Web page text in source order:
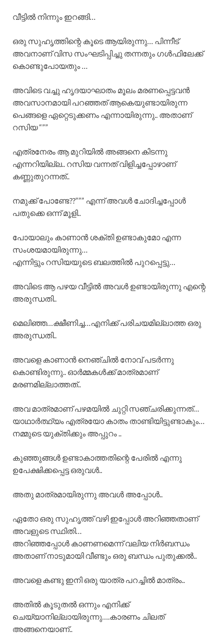
വീട്ടിൽ നിന്നും ഇറങ്ങി…
ഒരു സുഹൃത്തിന്റെ കൂടെ ആയിരുന്നു… പിന്നീട്
അവനാണ് വിസ സംഘടിപ്പിച്ചു തന്നതും ഗൾഫിലേക്ക്
കൊണ്ടുപോയതും …
അവിടെ വച്ചു ഹൃദയാഘാതം മൂലം മരണപ്പെട്ടവൻ
അവസാനമായി പറഞ്ഞത് ആകെയുണ്ടായിരുന്ന
പെങ്ങളെ ഏറ്റെടുക്കണം എന്നായിരുന്നു.. അതാണ്
റസിയ “””
എത്രനേരം ആ മുറിയിൽ അങ്ങനെ കിടന്നു
എന്നറിയില്ല.. റസിയ വന്നത് വിളിച്ചപ്പോഴാണ്
കണ്ണുതുറന്നത്..
നമുക്ക് പോണ്ടേ??””” എന്ന് അവൾ ചോദിച്ചപ്പോൾ
പതുക്കെ ഒന്ന് മൂളി..
പോയാലും കാണാൻ ശക്തി ഉണ്ടാകുമോ എന്ന
സംശയമായിരുന്നു…
എന്നിട്ടും റസിയയുടെ ബലത്തിൽ പുറപ്പെട്ടു…
അവിടെ ആ പഴയ വീട്ടിൽ അവൾ ഉണ്ടായിരുന്നു എന്റെ
അരുന്ധതി..
മെലിഞ്ഞ…ക്ഷീണിച്ച…എനിക്ക് പരിചയമില്ലാത്ത ഒരു
അരുന്ധതി..
അവളെ കാണാൻ നെഞ്ചിൽ നോവ് പടർന്നു
കൊണ്ടിരുന്നു.. ഓർമ്മകൾക്ക് മാത്രമാണ്
മരണമില്ലാത്തത്..
അവ മാത്രമാണ് പഴമയിൽ ചുറ്റി സഞ്ചരിക്കുന്നത്…
യാഥാർത്ഥ്യം എത്രയോ കാതം താണ്ടിയിട്ടുണ്ടാകും…
നമ്മുടെ യുക്തിക്കും അപ്പുറം ..
കുഞ്ഞുങ്ങൾ ഉണ്ടാകാത്തതിന്റെ പേരിൽ എന്നു
ഉപേക്ഷിക്കപ്പെട്ട ഒരുവൾ..
അതു മാത്രമായിരുന്നു അവൾ അപ്പോൾ..
ഏതോ ഒരു സുഹൃത്ത് വഴി ഇപ്പോൾ അറിഞ്ഞതാണ്
അവളുടെ സ്ഥിതി…
അറിഞ്ഞപ്പോൾ കാണണമെന്ന് വലിയ നിർബന്ധം
അതാണ് നാടുമായി വീണ്ടും ഒരു ബന്ധം പുതുക്കൽ..
അവളെ കണ്ടു ഇനി ഒരു യാത്ര പറച്ചിൽ മാത്രം..
അതിൽ കൂടുതൽ ഒന്നും എനിക്ക്
ചെയ്യാനില്ലായിരുന്നു….കാരണം ചിലത്
അങ്ങനെയാണ്..